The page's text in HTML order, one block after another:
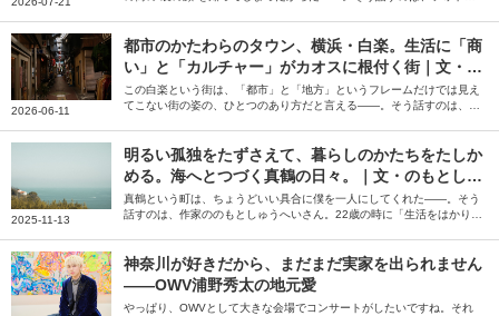
2026-06-11
都市のかたわらのタウン、横浜・白楽。生活に「商
い」と「カルチャー」がカオスに根付く街｜文・小
池真幸
この白楽という街は、「都市」と「地方」というフレームだけでは見え
てこない街の姿の、ひとつのあり方だと言える――。そう話すのは、編
2025-11-13
明るい孤独をたずさえて、暮らしのかたちをたしか
める。海へとつづく真鶴の日々。｜文・のもとしゅ
うへい（作家）
真鶴という町は、ちょうどいい具合に僕を一人にしてくれた――。そう
話すのは、作家ののもとしゅうへいさん。22歳の時に「生活をはかりな
神奈川が好きだから、まだまだ実家を出られません
――OWV浦野秀太の地元愛
やっぱり、OWVとして大きな会場でコンサートがしたいですね。それ